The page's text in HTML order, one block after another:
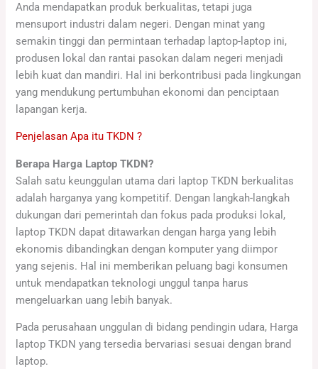
Anda mendapatkan produk berkualitas, tetapi juga
mensuport industri dalam negeri. Dengan minat yang
semakin tinggi dan permintaan terhadap laptop-laptop ini,
produsen lokal dan rantai pasokan dalam negeri menjadi
lebih kuat dan mandiri. Hal ini berkontribusi pada lingkungan
yang mendukung pertumbuhan ekonomi dan penciptaan
lapangan kerja.
Penjelasan Apa itu TKDN ?
Berapa Harga Laptop TKDN?
Salah satu keunggulan utama dari laptop TKDN berkualitas
adalah harganya yang kompetitif. Dengan langkah-langkah
dukungan dari pemerintah dan fokus pada produksi lokal,
laptop TKDN dapat ditawarkan dengan harga yang lebih
ekonomis dibandingkan dengan komputer yang diimpor
yang sejenis. Hal ini memberikan peluang bagi konsumen
untuk mendapatkan teknologi unggul tanpa harus
mengeluarkan uang lebih banyak.
Pada perusahaan unggulan di bidang pendingin udara, Harga
laptop TKDN yang tersedia bervariasi sesuai dengan brand
laptop.